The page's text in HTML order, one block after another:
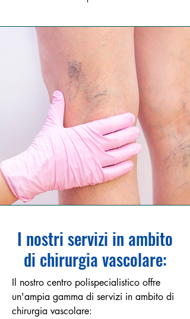
I nostri servizi in ambito
di chirurgia vascolare:
Il nostro centro polispecialistico offre
un'ampia gamma di servizi in ambito di
chirurgia vascolare:​